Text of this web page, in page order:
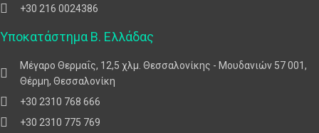
+30 216 0024386
Υποκατάστημα Β. Ελλάδας
Μέγαρο Θερμαΐς, 12,5 χλμ. Θεσσαλονίκης - Μουδανιών 57 001,
Θέρμη, Θεσσαλονίκη
+30 2310 768 666
+30 2310 775 769